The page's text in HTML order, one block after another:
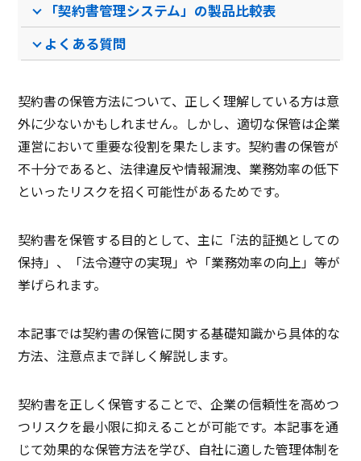
推奨環境
サポート
/
/
「契約書管理システム」の製品比較表
よくある質問
契約書の保管方法について、正しく理解している方は意
外に少ないかもしれません。しかし、適切な保管は企業
運営において重要な役割を果たします。契約書の保管が
不十分であると、法律違反や情報漏洩、業務効率の低下
といったリスクを招く可能性があるためです。
契約書を保管する目的として、主に「法的証拠としての
保持」、「法令遵守の実現」や「業務効率の向上」等が
挙げられます。
本記事では契約書の保管に関する基礎知識から具体的な
方法、注意点まで詳しく解説します。
契約書を正しく保管することで、企業の信頼性を高めつ
つリスクを最小限に抑えることが可能です。本記事を通
じて効果的な保管方法を学び、自社に適した管理体制を